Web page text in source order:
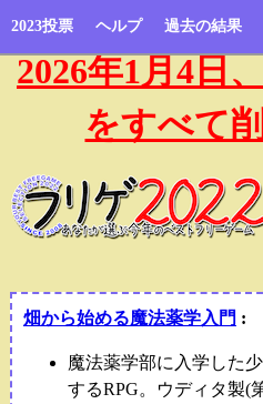
2023投票 ヘルプ 過去の結果
2026年1月4日
をすべて
畑から始める魔法薬学入門 :
魔法薬学部に入学した
するRPG。ウディタ製(